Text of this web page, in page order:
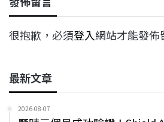
很抱歉，必須登入網站才能發佈
最新文章
2026-08-07